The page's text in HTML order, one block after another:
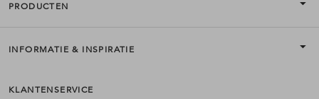
PRODUCTEN
INFORMATIE & INSPIRATIE
KLANTENSERVICE